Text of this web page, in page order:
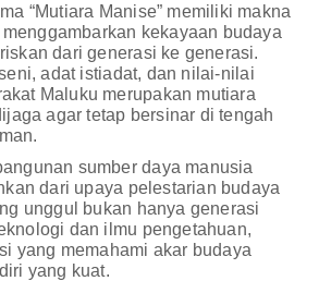
“Mutiara Manise” memiliki makna
kekayaan budaya
dari generasi ke generasi.
adat istiadat, dan nilai-nilai
Maluku merupakan mutiara
agar tetap bersinar di tengah
sumber daya manusia
dari upaya pelestarian budaya
unggul bukan hanya generasi
dan ilmu pengetahuan,
yang memahami akar budaya
yang kuat.